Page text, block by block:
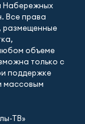
Набережных
Все права
объеме
только с
поддержке
массовым
ТВ»